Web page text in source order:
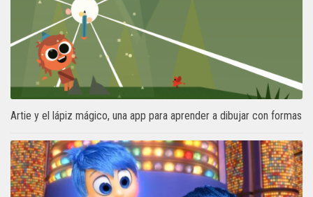
Artie y el lápiz mágico, una app para aprender a dibujar con formas